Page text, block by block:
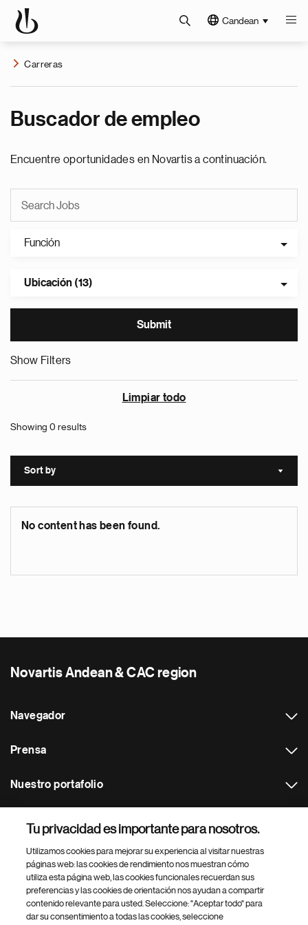
Candean
Carreras
Buscador de empleo
Encuentre oportunidades en Novartis a continuación.
Función
Ubicación (13)
Show Filters
Limpiar todo
Showing 0 results
Sort by Sort
No content has been found.
Novartis Andean & CAC region
Navegador
Prensa
Nuestro portafolio
Footer Site Search
Tu privacidad es importante para nosotros.
Utilizamos cookies para mejorar su experiencia al visitar nuestras
páginas web: las cookies de rendimiento nos muestran cómo
utiliza esta página web, las cookies funcionales recuerdan sus
preferencias y las cookies de orientación nos ayudan a compartir
contenido relevante para usted. Seleccione: "Aceptar todo" para
dar su consentimiento a todas las cookies, seleccione